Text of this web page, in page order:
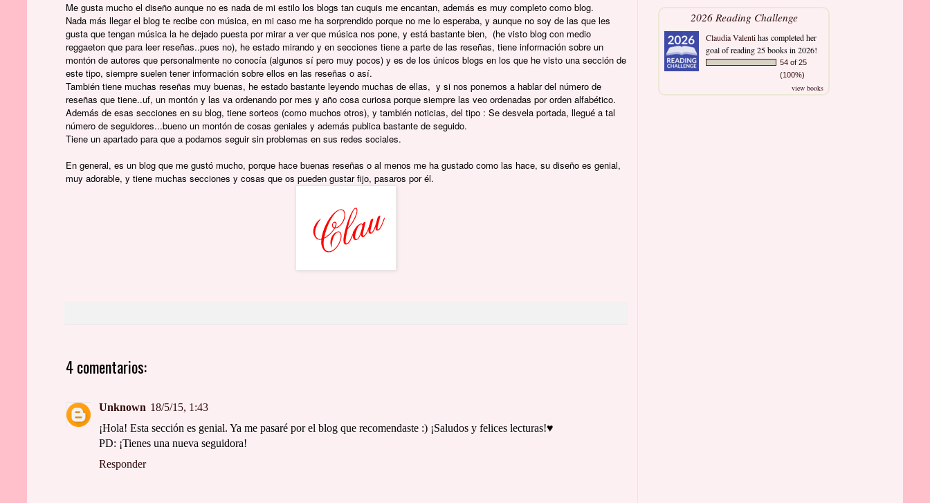
Me gusta mucho el diseño aunque no es nada de mi estilo los blogs tan cuquis me encantan, además es muy completo como blog.
Nada más llegar el blog te recibe con música, en mi caso me ha sorprendido porque no me lo esperaba, y aunque no soy de las que les
gusta que tengan música la he dejado puesta por mirar a ver que música nos pone, y está bastante bien, (he visto blog con medio
reggaeton que para leer reseñas..pues no), he estado mirando y en secciones tiene a parte de las reseñas, tiene información sobre un
montón de autores que personalmente no conocía (algunos sí pero muy pocos) y es de los únicos blogs en los que he visto una sección de
este tipo, siempre suelen tener información sobre ellos en las reseñas o así.
También tiene muchas reseñas muy buenas, he estado bastante leyendo muchas de ellas, y si nos ponemos a hablar del número de
reseñas que tiene..uf, un montón y las va ordenando por mes y año cosa curiosa porque siempre las veo ordenadas por orden alfabético.
Además de esas secciones en su blog, tiene sorteos (como muchos otros), y también noticias, del tipo : Se desvela portada, llegué a tal
número de seguidores...bueno un montón de cosas geniales y además publica bastante de seguido.
Tiene un apartado para que a podamos seguir sin problemas en sus redes sociales.
En general, es un blog que me gustó mucho, porque hace buenas reseñas o al menos me ha gustado como las hace, su diseño es genial,
muy adorable, y tiene muchas secciones y cosas que os pueden gustar fijo, pasaros por él.
4 comentarios:
Unknown 18/5/15, 1:43
¡Hola! Esta sección es genial. Ya me pasaré por el blog que recomendaste :) ¡Saludos y felices lecturas!♥
PD: ¡Tienes una nueva seguidora!
Responder
2026 Reading Challenge
Claudia Valentihas completed her
goal of reading 25 books in 2026!
54 of 25
(100%)
view books